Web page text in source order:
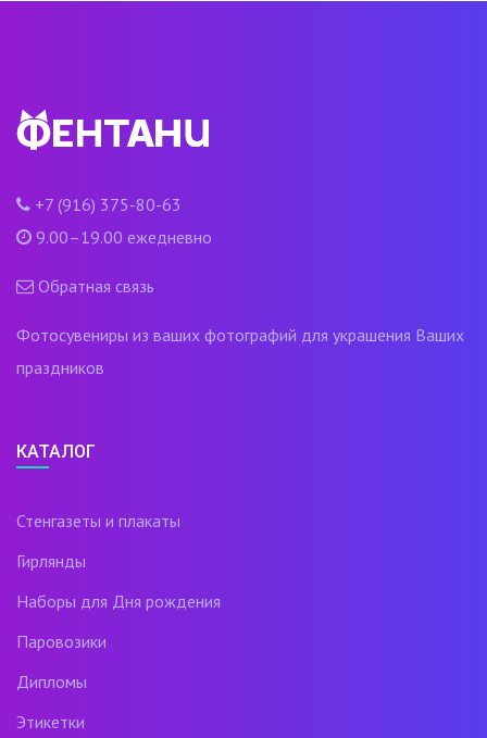
+7 (916) 375-80-63
9.00–19.00 ежедневно
Обратная связь
Фотосувениры из ваших фотографий для украшения Ваших
праздников
КАТАЛОГ
Стенгазеты и плакаты
Гирлянды
Наборы для Дня рождения
Паровозики
Дипломы
Этикетки